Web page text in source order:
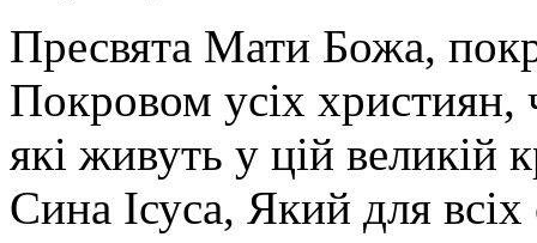
Пресвята Мати Божа,
Покровом усіх християн,
які живуть у цій великій
Сина Ісуса, Який для